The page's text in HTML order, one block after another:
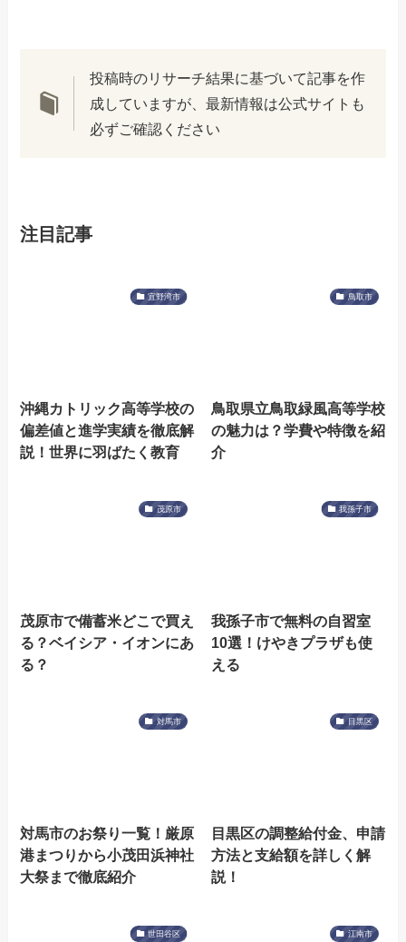
投稿時のリサーチ結果に基づいて記事を作
成していますが、最新情報は公式サイトも
必ずご確認ください
注目記事
宜野湾市
沖縄カトリック高等学校の
偏差値と進学実績を徹底解
説！世界に羽ばたく教育
鳥取市
鳥取県立鳥取緑風高等学校
の魅力は？学費や特徴を紹
介
茂原市
茂原市で備蓄米どこで買え
る？ベイシア・イオンにあ
る？
我孫子市
我孫子市で無料の自習室
10選！けやきプラザも使
える
対馬市
対馬市のお祭り一覧！厳原
港まつりから小茂田浜神社
大祭まで徹底紹介
目黒区
目黒区の調整給付金、申請
方法と支給額を詳しく解
説！
世田谷区 江南市